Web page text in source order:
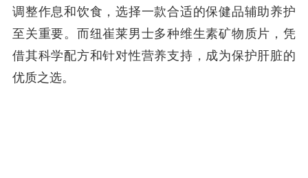
调整作息和饮食，选择一款合适的保健品辅助养护
至关重要。而纽崔莱男士多种维生素矿物质片，凭
借其科学配方和针对性营养支持，成为保护肝脏的
优质之选。